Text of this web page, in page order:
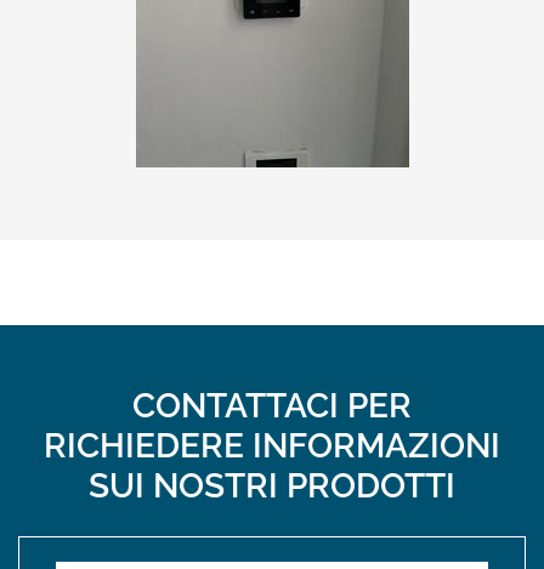
CONTATTACI PER
RICHIEDERE INFORMAZIONI
SUI NOSTRI PRODOTTI